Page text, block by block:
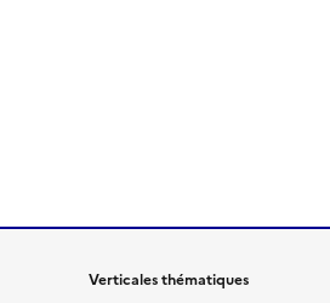
Verticales thématiques